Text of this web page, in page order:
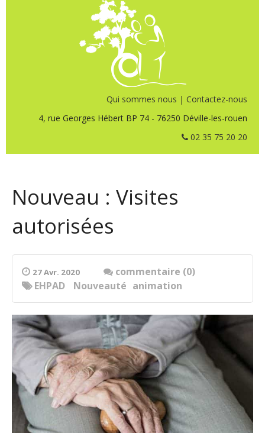
Qui sommes nous | Contactez-nous
4, rue Georges Hébert BP 74 - 76250 Déville-les-rouen
02 35 75 20 20
Nouveau : Visites
autorisées
27 Avr. 2020
commentaire (0)
animation
EHPAD Nouveauté